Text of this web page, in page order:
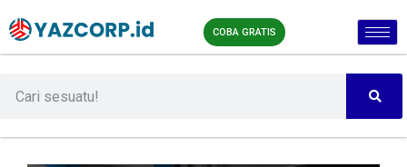
COBA GRATIS